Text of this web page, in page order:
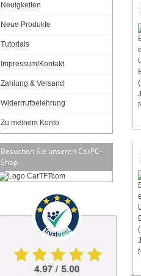
Neuigkeiten
Neue Produkte
Tutorials
Impressum/Kontakt
Zahlung & Versand
Widerrrufbelehrung
Zu meinem Konto
Besuchen Sie unseren CarPC-
Shop